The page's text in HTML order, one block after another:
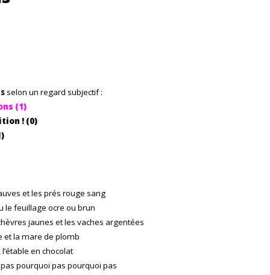
selon un regard subjectif :
(1)
! (0)
et les prés rouge sang
le feuillage ocre ou brun
jaunes et les vaches argentées
et la mare de plomb
en chocolat
pourquoi pas pourquoi pas